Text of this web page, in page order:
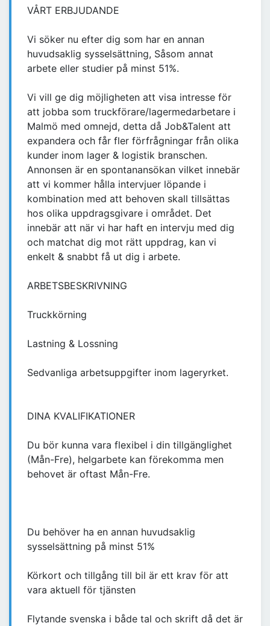
VÅRT ERBJUDANDE
Vi söker nu efter dig som har en annan
huvudsaklig sysselsättning, Såsom annat
arbete eller studier på minst 51%.
Vi vill ge dig möjligheten att visa intresse för
att jobba som truckförare/lagermedarbetare i
Malmö med omnejd, detta då Job&Talent att
expandera och får fler förfrågningar från olika
kunder inom lager & logistik branschen.
Annonsen är en spontanansökan vilket innebär
att vi kommer hålla intervjuer löpande i
kombination med att behoven skall tillsättas
hos olika uppdragsgivare i området. Det
innebär att när vi har haft en intervju med dig
och matchat dig mot rätt uppdrag, kan vi
enkelt & snabbt få ut dig i arbete.
ARBETSBESKRIVNING
Truckkörning
Lastning & Lossning
Sedvanliga arbetsuppgifter inom lageryrket.
DINA KVALIFIKATIONER
Du bör kunna vara flexibel i din tillgänglighet
(Mån-Fre), helgarbete kan förekomma men
behovet är oftast Mån-Fre.
Du behöver ha en annan huvudsaklig
sysselsättning på minst 51%
Körkort och tillgång till bil är ett krav för att
vara aktuell för tjänsten
Flytande svenska i både tal och skrift då det är